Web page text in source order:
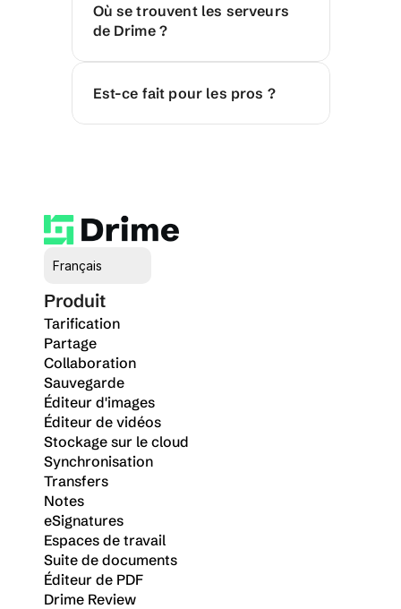
Où se trouvent les serveurs
de Drime ?
Est-ce fait pour les pros ?
Français
Produit
Tarification
Partage
Collaboration
Sauvegarde
Éditeur d'images
Éditeur de vidéos
Stockage sur le cloud
Synchronisation
Transfers
Notes
eSignatures
Espaces de travail
Suite de documents
Éditeur de PDF
Drime Review